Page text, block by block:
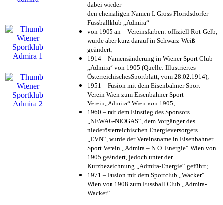
dabei wieder
den ehemaligen Namen I. Gross Floridsdorfer
Fussballklub „Admira“
von 1905 an – Vereinsfarben: offiziell Rot-Gelb,
wurde aber kurz darauf in Schwarz-Weiß
geändert;
1914 – Namensänderung in Wiener Sport Club
„Admira“ von 1905 (Quelle: Illustriertes
ÖsterreichischesSportblatt, vom 28.02.1914);
1951 – Fusion mit dem Eisenbahner Sport
Verein Wien zum Eisenbahner Sport
Verein„Admira“ Wien von 1905;
1960 – mit dem Einstieg des Sponsors
„NEWAG-NIOGAS“, dem Vorgänger des
niederösterreichischen Energieversorgers
„EVN“, wurde der Vereinsname in Eisenbahner
Sport Verein „Admira – N.Ö. Energie“ Wien von
1905 geändert, jedoch unter der
Kurzbezeichnung „Admira-Energie“ geführt;
1971 – Fusion mit dem Sportclub „Wacker“
Wien von 1908 zum Fussball Club „Admira-
Wacker“